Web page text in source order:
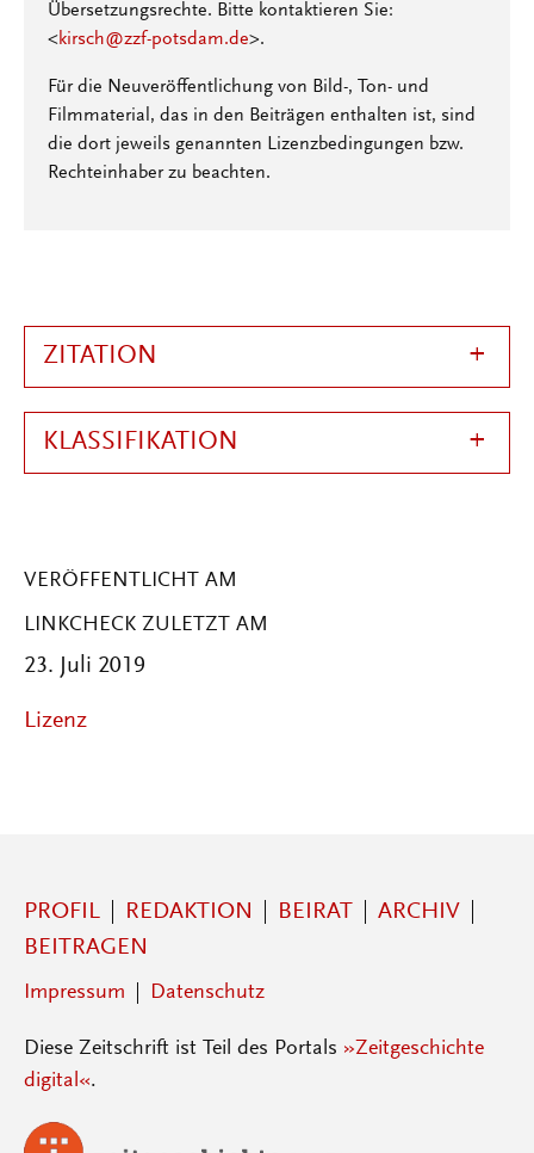
Übersetzungsrechte. Bitte kontaktieren Sie:
<kirsch@zzf-potsdam.de>.
Für die Neuveröffentlichung von Bild-, Ton- und
Filmmaterial, das in den Beiträgen enthalten ist, sind
die dort jeweils genannten Lizenzbedingungen bzw.
Rechteinhaber zu beachten.
ZITATION
KLASSIFIKATION
VERÖFFENTLICHT AM
LINKCHECK ZULETZT AM
23. Juli 2019
Lizenz
PROFIL REDAKTION BEIRAT
ARCHIV
BEITRAGEN
Impressum Datenschutz
Diese Zeitschrift ist Teil des Portals »Zeitgeschichte
digital«.